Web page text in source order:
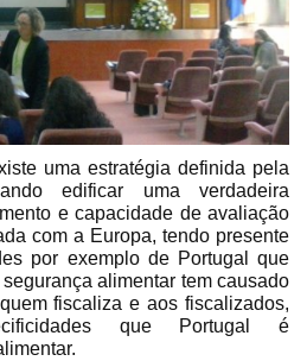
uma estratégia definida pela
edificar uma verdadeira
e capacidade de avaliação
com a Europa, tendo presente
por exemplo de Portugal que
alimentar tem causado
fiscaliza e aos fiscalizados,
que Portugal é